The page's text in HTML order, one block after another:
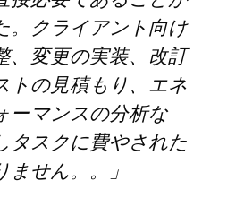
。クライアント向け
、変更の実装、改訂
トの見積もり、エネ
ーマンスの分析な
タスクに費やされた
せん。 。」